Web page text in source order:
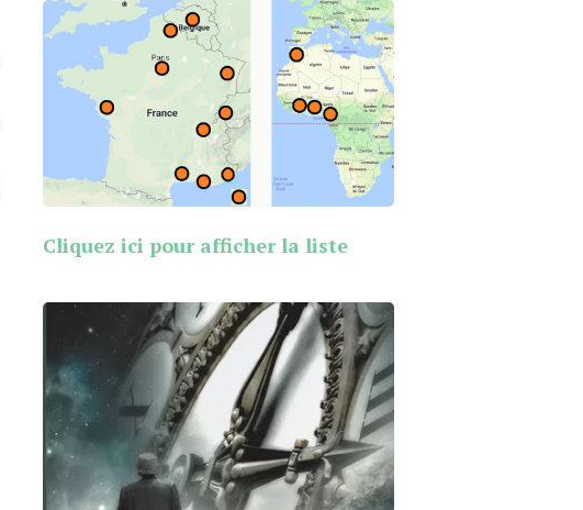
Cliquez ici pour afficher la liste